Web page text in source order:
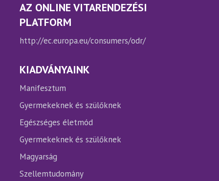
AZ ONLINE VITARENDEZÉSI
PLATFORM
http://ec.europa.eu/consumers/odr/
KIADVÁNYAINK
Manifesztum
Gyermekeknek és szülőknek
Egészséges életmód
Gyermekeknek és szülőknek
Magyarság
Szellemtudomány